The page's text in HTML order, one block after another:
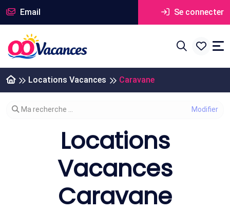
Email Se connecter
Locations Vacances Caravane
Modifier votre recherche
Ma recherche ...
Locations
Vacances
Caravane